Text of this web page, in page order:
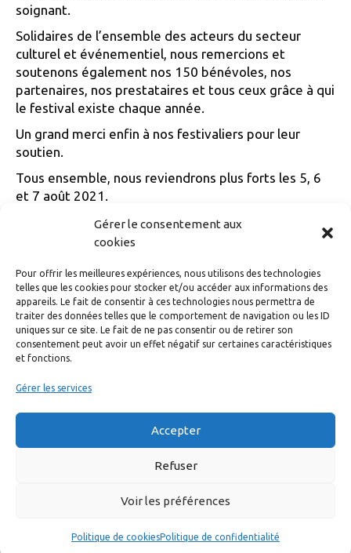
Gérer le consentement aux
cookies
Pour offrir les meilleures expériences, nous utilisons des technologies
telles que les cookies pour stocker et/ou accéder aux informations des
appareils. Le fait de consentir à ces technologies nous permettra de
traiter des données telles que le comportement de navigation ou les ID
uniques sur ce site. Le fait de ne pas consentir ou de retirer son
consentement peut avoir un effet négatif sur certaines caractéristiques
et fonctions.
Gérer les services
Accepter
Refuser
Voir les préférences
Politique de cookiesPolitique de confidentialité
soignant.
Solidaires de l’ensemble des acteurs du secteur
culturel et événementiel, nous remercions et
soutenons également nos 150 bénévoles, nos
partenaires, nos prestataires et tous ceux grâce à qui
le festival existe chaque année.
Un grand merci enfin à nos festivaliers pour leur
soutien.
Tous ensemble, nous reviendrons plus forts les 5, 6
et 7 août 2021.
Prenez bien soin de vous et de vos proches.
L’équipe du festival
Catégories
Accueil
Conférence de presse 2020
Journée d’ouverture du Festival celte
de confidentialité
Cookies |